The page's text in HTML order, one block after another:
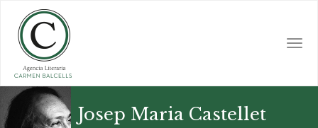
main
content
Josep Maria Castellet